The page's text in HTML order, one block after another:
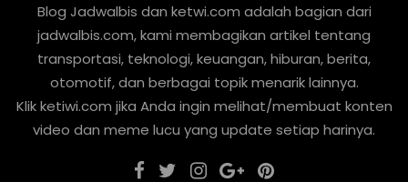
Blog Jadwalbis dan ketwi.com adalah bagian dari
jadwalbis.com, kami membagikan artikel tentang
transportasi, teknologi, keuangan, hiburan, berita,
otomotif, dan berbagai topik menarik lainnya.
Klik ketiwi.com jika Anda ingin melihat/membuat konten
video dan meme lucu yang update setiap harinya.